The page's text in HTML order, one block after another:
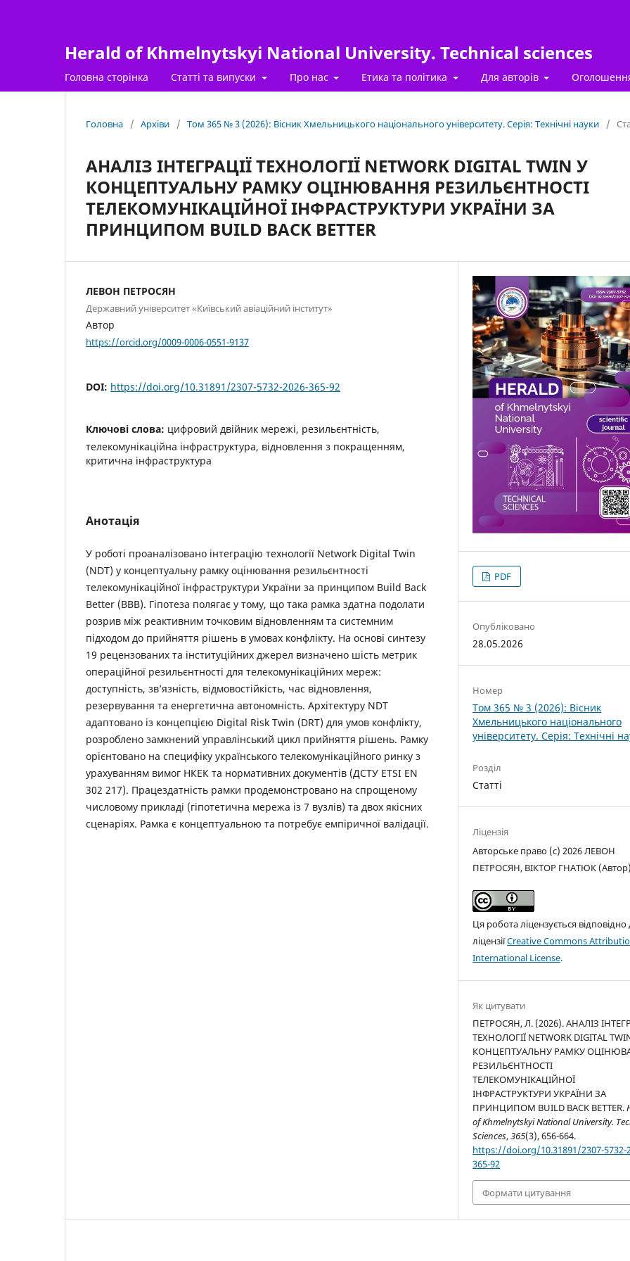
Herald of Khmelnytskyi National University. Technical sciences
Головна сторінка Статті та випуски Про нас Етика та політика Для авторів
Головна / Архіви / Том 365 № 3 (2026): Вісник Хмельницького національного університету. Серія: Технічні науки /
АНАЛІЗ ІНТЕГРАЦІЇ ТЕХНОЛОГІЇ NETWORK DIGITAL TWIN У
КОНЦЕПТУАЛЬНУ РАМКУ ОЦІНЮВАННЯ РЕЗИЛЬЄНТНОСТІ
ТЕЛЕКОМУНІКАЦІЙНОЇ ІНФРАСТРУКТУРИ УКРАЇНИ ЗА
ПРИНЦИПОМ BUILD BACK BETTER
ЛЕВОН ПЕТРОСЯН
Державний університет «Київський авіаційний інститут»
Автор
https://orcid.org/0009-0006-0551-9137
DOI: https://doi.org/10.31891/2307-5732-2026-365-92
Ключові слова: цифровий двійник мережі, резильєнтність,
телекомунікаційна інфраструктура, відновлення з покращенням,
критична інфраструктура
Анотація
У роботі проаналізовано інтеграцію технології Network Digital Twin
(NDT) у концептуальну рамку оцінювання резильєнтності
телекомунікаційної інфраструктури України за принципом Build Back
Better (BBB). Гіпотеза полягає у тому, що така рамка здатна подолати
розрив між реактивним точковим відновленням та системним
підходом до прийняття рішень в умовах конфлікту. На основі синтезу
19 рецензованих та інституційних джерел визначено шість метрик
операційної резильєнтності для телекомунікаційних мереж:
доступність, зв’язність, відмовостійкість, час відновлення,
резервування та енергетична автономність. Архітектуру NDT
адаптовано із концепцією Digital Risk Twin (DRT) для умов конфлікту,
розроблено замкнений управлінський цикл прийняття рішень. Рамку
орієнтовано на специфіку українського телекомунікаційного ринку з
урахуванням вимог НКЕК та нормативних документів (ДСТУ ETSI EN
302 217). Працездатність рамки продемонстровано на спрощеному
числовому прикладі (гіпотетична мережа із 7 вузлів) та двох якісних
сценаріях. Рамка є концептуальною та потребує емпіричної валідації.
PDF
Опубліковано
28.05.2026
Номер
Том 365 № 3 (2026): Вісник
Хмельницького національного
університету. Серія: Технічні
Розділ
Статті
Ліцензія
Авторське право (c) 2026 ЛЕВОН
ПЕТРОСЯН, ВІКТОР ГНАТЮК (Автор)
Ця робота ліцензується відповідно
ліцензіїCreative Commons
International License.
Як цитувати
ПЕТРОСЯН, Л. (2026). АНАЛІЗ
ТЕХНОЛОГІЇ NETWORK DIGITAL
КОНЦЕПТУАЛЬНУ РАМКУ
РЕЗИЛЬЄНТНОСТІ
ТЕЛЕКОМУНІКАЦІЙНОЇ
ІНФРАСТРУКТУРИ УКРАЇНИ ЗА
ПРИНЦИПОМ BUILD BACK BETTER.
of Khmelnytskyi National University.
Sciences,365(3), 656-664.
https://doi.org/10.31891/2307-5732-
365-92
Формати цитування